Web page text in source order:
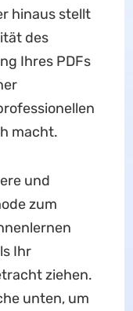
hinaus stellt
des
Ihres PDFs
macht.
und
zum
Ihr
ziehen.
unten, um